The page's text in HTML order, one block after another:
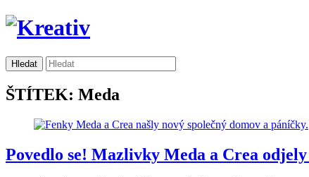
ŠTÍTEK: Meda
Povedlo se! Mazlivky Meda a Crea odjely